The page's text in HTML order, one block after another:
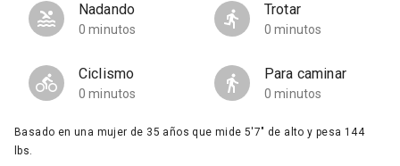
Nadando
0 minutos
Trotar
0 minutos
Ciclismo
0 minutos
Para caminar
0 minutos
Basado en una mujer de 35 años que mide 5'7" de alto y pesa 144
lbs.